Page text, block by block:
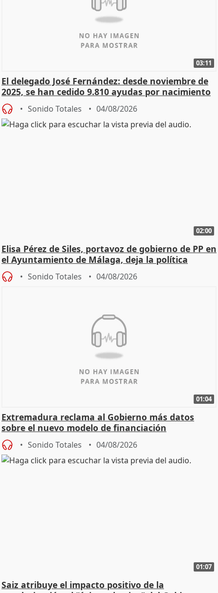
03:11
El delegado José Fernández: desde noviembre de
2025, se han cedido 9.810 ayudas por nacimiento
Sonido Totales 04/08/2026
02:00
Elisa Pérez de Siles, portavoz de gobierno de PP en
el Ayuntamiento de Málaga, deja la política
Sonido Totales 04/08/2026
01:04
Extremadura reclama al Gobierno más datos
sobre el nuevo modelo de financiación
Sonido Totales 04/08/2026
01:07
Saiz atribuye el impacto positivo de la